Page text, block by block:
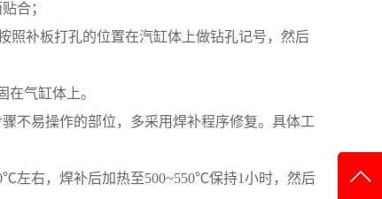
合；
照补板打孔的位置在汽缸体上做钻孔记号，然后
气缸体上。
不易操作的部位，多采用焊补程序修复。具体工
左右，焊补后加热至500~550℃保持1小时，然后